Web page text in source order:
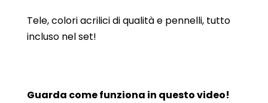
Tele, colori acrilici di qualità e pennelli, tutto
incluso nel set!
Guarda come funziona in questo video!